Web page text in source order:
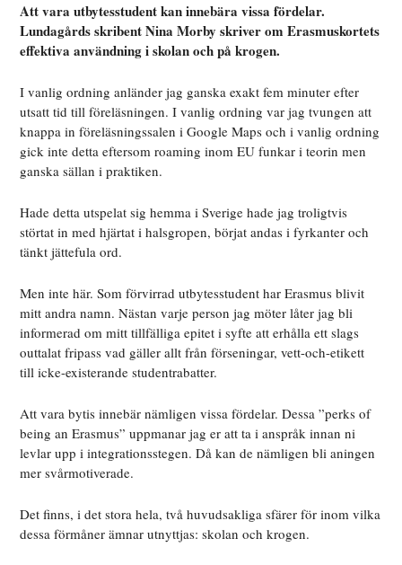
Att vara utbytesstudent kan innebära vissa fördelar.
Lundagårds skribent Nina Morby skriver om Erasmuskortets
effektiva användning i skolan och på krogen.
I vanlig ordning anländer jag ganska exakt fem minuter efter
utsatt tid till föreläsningen. I vanlig ordning var jag tvungen att
knappa in föreläsningssalen i Google Maps och i vanlig ordning
gick inte detta eftersom roaming inom EU funkar i teorin men
ganska sällan i praktiken.
Hade detta utspelat sig hemma i Sverige hade jag troligtvis
störtat in med hjärtat i halsgropen, börjat andas i fyrkanter och
tänkt jättefula ord.
Men inte här. Som förvirrad utbytesstudent har Erasmus blivit
mitt andra namn. Nästan varje person jag möter låter jag bli
informerad om mitt tillfälliga epitet i syfte att erhålla ett slags
outtalat fripass vad gäller allt från förseningar, vett-och-etikett
till icke-existerande studentrabatter.
Att vara bytis innebär nämligen vissa fördelar. Dessa ”perks of
being an Erasmus” uppmanar jag er att ta i anspråk innan ni
levlar upp i integrationsstegen. Då kan de nämligen bli aningen
mer svårmotiverade.
Det finns, i det stora hela, två huvudsakliga sfärer för inom vilka
dessa förmåner ämnar utnyttjas: skolan och krogen.